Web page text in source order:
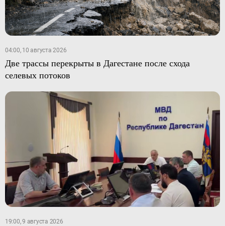
04:00, 10 августа 2026
Две трассы перекрыты в Дагестане после схода
селевых потоков
19:00, 9 августа 2026